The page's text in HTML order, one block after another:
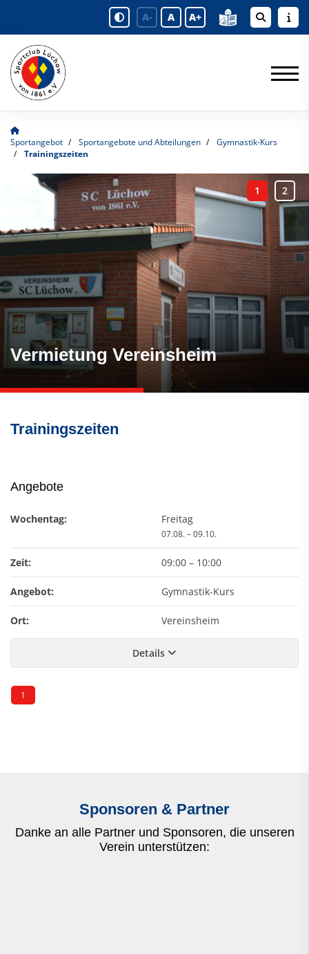
A- A A+
Sportangebot Sportangebote und Abteilungen
Gymnastik-Kurs
Trainingszeiten
Vermietung Vereinsheim
Trainingszeiten
Angebote
Wochentag: Freitag
07.08. – 09.10.
Zeit: 09:00 – 10:00
Angebot: Gymnastik-Kurs
Ort: Vereinsheim
Details
1
Sponsoren & Partner
Danke an alle Partner und Sponsoren, die unseren
Verein unterstützen: